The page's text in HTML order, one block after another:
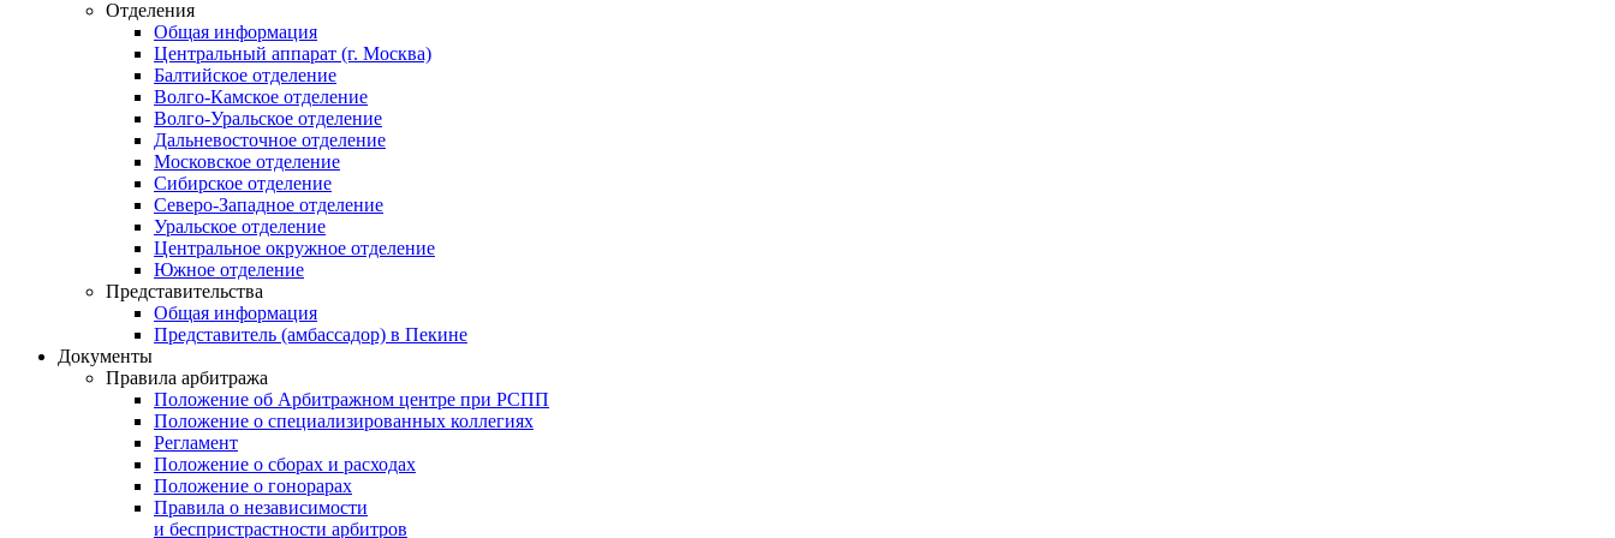
Отделения
Общая информация
Центральный аппарат (г. Москва)
Балтийское отделение
Волго-Камское отделение
Волго-Уральское отделение
Дальневосточное отделение
Московское отделение
Сибирское отделение
Северо-Западное отделение
Уральское отделение
Центральное окружное отделение
Южное отделение
Представительства
Общая информация
Представитель (амбассадор) в Пекине
Документы
Правила арбитража
Положение об Арбитражном центре при РСПП
Положение о специализированных коллегиях
Регламент
Положение о сборах и расходах
Положение о гонорарах
Правила о независимости
и беспристрастности арбитров